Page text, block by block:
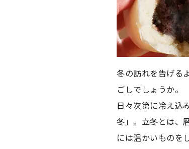
冬の訪れを告げる
ごしでしょうか。
日々次第に冷え込
冬」。立冬とは、
には温かいものを